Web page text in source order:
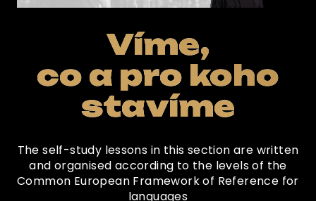
Víme,
co a pro koho
stavíme
The self-study lessons in this section are written
and organised according to the levels of the
Common European Framework of Reference for
languages